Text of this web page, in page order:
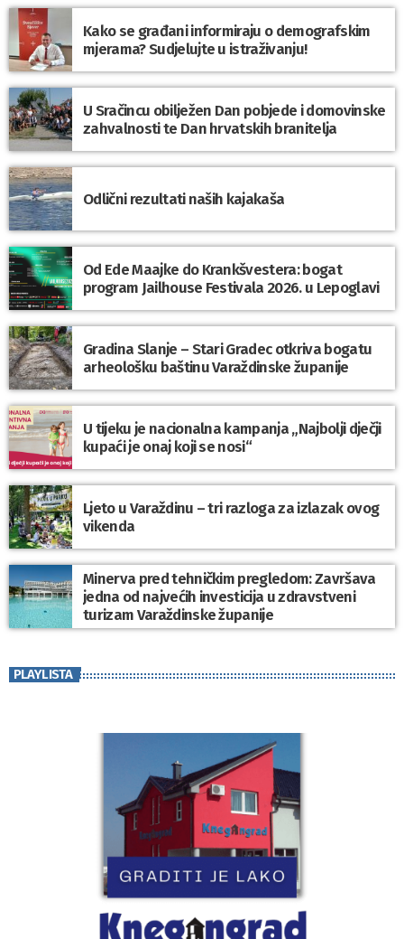
Kako se građani informiraju o demografskim
mjerama? Sudjelujte u istraživanju!
U Sračincu obilježen Dan pobjede i domovinske
zahvalnosti te Dan hrvatskih branitelja
Odlični rezultati naših kajakaša
Od Ede Maajke do Krankšvestera: bogat
program Jailhouse Festivala 2026. u Lepoglavi
Gradina Slanje – Stari Gradec otkriva bogatu
arheološku baštinu Varaždinske županije
U tijeku je nacionalna kampanja „Najbolji dječji
kupaći je onaj koji se nosi“
Ljeto u Varaždinu – tri razloga za izlazak ovog
vikenda
Minerva pred tehničkim pregledom: Završava
jedna od najvećih investicija u zdravstveni
turizam Varaždinske županije
PLAYLISTA